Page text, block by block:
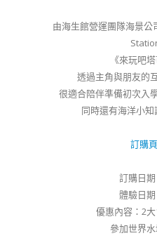
由海生館營運團隊海景
《來玩吧
透過主角與朋友的
很適合陪伴準備初次入
同時還有海洋小
訂購
訂購日
體驗日
優惠內容：2大
參加世界